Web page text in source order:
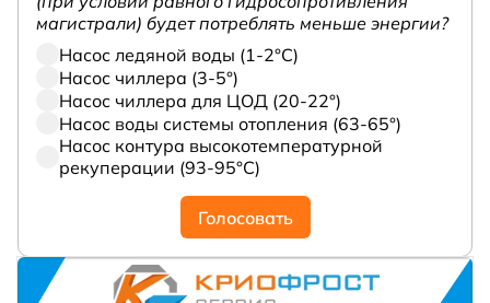
магистрали) будет потреблять меньше энергии?
Насос ледяной воды (1-2°С)
Насос чиллера (3-5°)
Насос чиллера для ЦОД (20-22°)
Насос воды системы отопления (63-65°)
Насос контура высокотемпературной
рекуперации (93-95°С)
Голосовать